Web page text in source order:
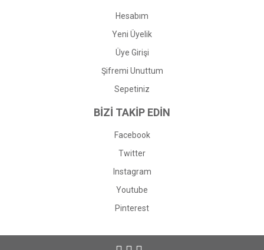
Hesabım
Yeni Üyelik
Üye Girişi
Şifremi Unuttum
Sepetiniz
BİZİ TAKİP EDİN
Facebook
Twitter
Instagram
Youtube
Pinterest